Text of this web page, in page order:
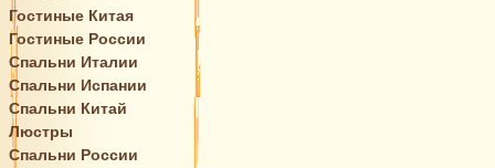
Гостиные Китая
Гостиные России
Спальни Италии
Спальни Испании
Спальни Китай
Люстры
Спальни России